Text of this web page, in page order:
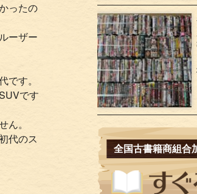
ったの
ーザー
す。
です
。
代のス
全国古書籍商組合